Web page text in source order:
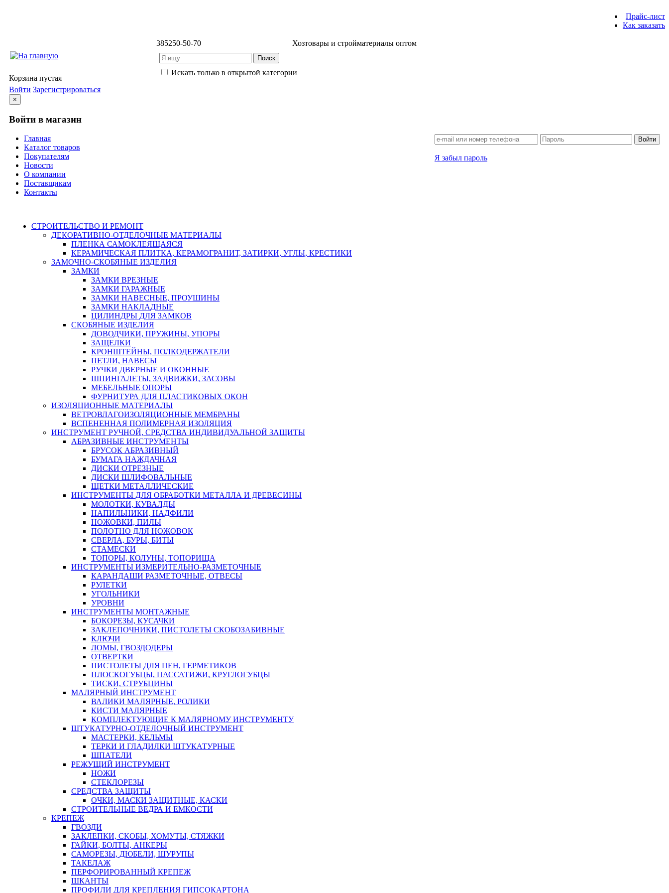
Прайс-лист
Как заказать
385250-50-70 Хозтовары и стройматериалы оптом
Искать только в открытой категории
Корзина пустая
Войти Зарегистрироваться
×
Войти в магазин
Войти
Я забыл пароль
Главная
Каталог товаров
Покупателям
Новости
О компании
Поставщикам
Контакты
СТРОИТЕЛЬСТВО И РЕМОНТ
ДЕКОРАТИВНО-ОТДЕЛОЧНЫЕ МАТЕРИАЛЫ
ПЛЕНКА САМОКЛЕЯЩАЯСЯ
КЕРАМИЧЕСКАЯ ПЛИТКА, КЕРАМОГРАНИТ, ЗАТИРКИ, УГЛЫ, КРЕСТИКИ
ЗАМОЧНО-СКОБЯНЫЕ ИЗДЕЛИЯ
ЗАМКИ
ЗАМКИ ВРЕЗНЫЕ
ЗАМКИ ГАРАЖНЫЕ
ЗАМКИ НАВЕСНЫЕ, ПРОУШИНЫ
ЗАМКИ НАКЛАДНЫЕ
ЦИЛИНДРЫ ДЛЯ ЗАМКОВ
СКОБЯНЫЕ ИЗДЕЛИЯ
ДОВОДЧИКИ, ПРУЖИНЫ, УПОРЫ
ЗАЩЕЛКИ
КРОНШТЕЙНЫ, ПОЛКОДЕРЖАТЕЛИ
ПЕТЛИ, НАВЕСЫ
РУЧКИ ДВЕРНЫЕ И ОКОННЫЕ
ШПИНГАЛЕТЫ, ЗАДВИЖКИ, ЗАСОВЫ
МЕБЕЛЬНЫЕ ОПОРЫ
ФУРНИТУРА ДЛЯ ПЛАСТИКОВЫХ ОКОН
ИЗОЛЯЦИОННЫЕ МАТЕРИАЛЫ
ВЕТРОВЛАГОИЗОЛЯЦИОННЫЕ МЕМБРАНЫ
ВСПЕНЕННАЯ ПОЛИМЕРНАЯ ИЗОЛЯЦИЯ
ИНСТРУМЕНТ РУЧНОЙ, СРЕДСТВА ИНДИВИДУАЛЬНОЙ ЗАЩИТЫ
АБРАЗИВНЫЕ ИНСТРУМЕНТЫ
БРУСОК АБРАЗИВНЫЙ
БУМАГА НАЖДАЧНАЯ
ДИСКИ ОТРЕЗНЫЕ
ДИСКИ ШЛИФОВАЛЬНЫЕ
ЩЕТКИ МЕТАЛЛИЧЕСКИЕ
ИНСТРУМЕНТЫ ДЛЯ ОБРАБОТКИ МЕТАЛЛА И ДРЕВЕСИНЫ
МОЛОТКИ, КУВАЛДЫ
НАПИЛЬНИКИ, НАДФИЛИ
НОЖОВКИ, ПИЛЫ
ПОЛОТНО ДЛЯ НОЖОВОК
СВЕРЛА, БУРЫ, БИТЫ
СТАМЕСКИ
ТОПОРЫ, КОЛУНЫ, ТОПОРИЩА
ИНСТРУМЕНТЫ ИЗМЕРИТЕЛЬНО-РАЗМЕТОЧНЫЕ
КАРАНДАШИ РАЗМЕТОЧНЫЕ, ОТВЕСЫ
РУЛЕТКИ
УГОЛЬНИКИ
УРОВНИ
ИНСТРУМЕНТЫ МОНТАЖНЫЕ
БОКОРЕЗЫ, КУСАЧКИ
ЗАКЛЕПОЧНИКИ, ПИСТОЛЕТЫ СКОБОЗАБИВНЫЕ
КЛЮЧИ
ЛОМЫ, ГВОЗДОДЕРЫ
ОТВЕРТКИ
ПИСТОЛЕТЫ ДЛЯ ПЕН, ГЕРМЕТИКОВ
ПЛОСКОГУБЦЫ, ПАССАТИЖИ, КРУГЛОГУБЦЫ
ТИСКИ, СТРУБЦИНЫ
МАЛЯРНЫЙ ИНСТРУМЕНТ
ВАЛИКИ МАЛЯРНЫЕ, РОЛИКИ
КИСТИ МАЛЯРНЫЕ
КОМПЛЕКТУЮЩИЕ К МАЛЯРНОМУ ИНСТРУМЕНТУ
ШТУКАТУРНО-ОТДЕЛОЧНЫЙ ИНСТРУМЕНТ
МАСТЕРКИ, КЕЛЬМЫ
ТЕРКИ И ГЛАДИЛКИ ШТУКАТУРНЫЕ
ШПАТЕЛИ
РЕЖУЩИЙ ИНСТРУМЕНТ
НОЖИ
СТЕКЛОРЕЗЫ
СРЕДСТВА ЗАЩИТЫ
ОЧКИ, МАСКИ ЗАЩИТНЫЕ, КАСКИ
СТРОИТЕЛЬНЫЕ ВЕДРА И ЕМКОСТИ
КРЕПЕЖ
ГВОЗДИ
ЗАКЛЕПКИ, СКОБЫ, ХОМУТЫ, СТЯЖКИ
ГАЙКИ, БОЛТЫ, АНКЕРЫ
САМОРЕЗЫ, ДЮБЕЛИ, ШУРУПЫ
ТАКЕЛАЖ
ПЕРФОРИРОВАННЫЙ КРЕПЕЖ
ШКАНТЫ
ПРОФИЛИ ДЛЯ КРЕПЛЕНИЯ ГИПСОКАРТОНА